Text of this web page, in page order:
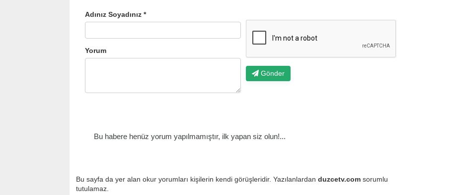
Adınız Soyadınız *
Yorum
Gönder
Bu habere henüz yorum yapılmamıştır, ilk yapan siz olun!...
Bu sayfa da yer alan okur yorumları kişilerin kendi görüşleridir. Yazılanlardan duzcetv.com sorumlu
tutulamaz.